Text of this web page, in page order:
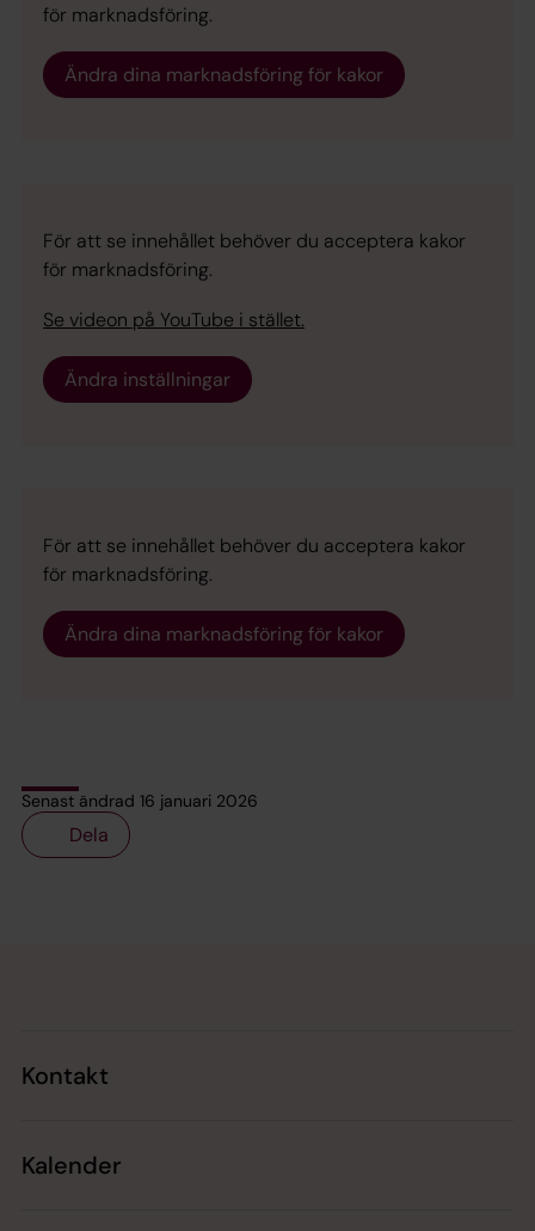
för marknadsföring.
Ändra dina marknadsföring för kakor
För att se innehållet behöver du acceptera kakor
för marknadsföring.
Se videon på YouTube i stället.
Ändra inställningar
För att se innehållet behöver du acceptera kakor
för marknadsföring.
Ändra dina marknadsföring för kakor
Senast ändrad 16 januari 2026
Dela
Kontakt
Kalender